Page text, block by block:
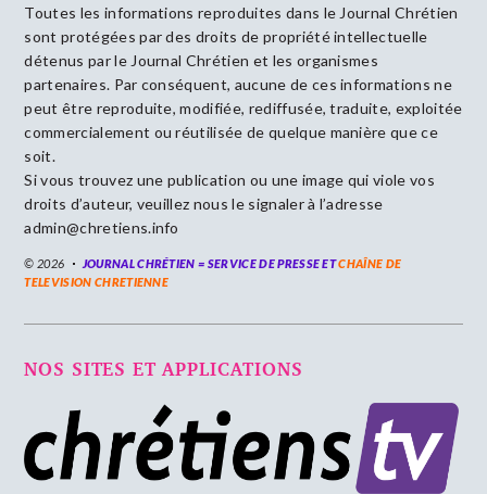
Toutes les informations reproduites dans le Journal Chrétien
sont protégées par des droits de propriété intellectuelle
détenus par le Journal Chrétien et les organismes
partenaires. Par conséquent, aucune de ces informations ne
peut être reproduite, modifiée, rediffusée, traduite, exploitée
commercialement ou réutilisée de quelque manière que ce
soit.
Si vous trouvez une publication ou une image qui viole vos
droits d’auteur, veuillez nous le signaler à l’adresse
admin@chretiens.info
© 2026 JOURNAL CHRÉTIEN = SERVICE DE PRESSE ETCHAÎNE DE
TELEVISION CHRETIENNE
NOS SITES ET APPLICATIONS